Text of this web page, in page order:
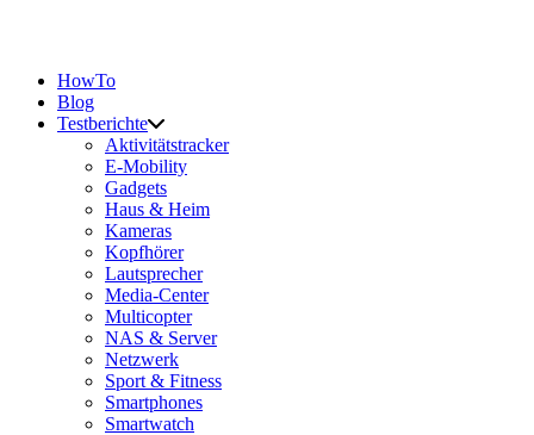
HowTo
Blog
Testberichte
Aktivitätstracker
E-Mobility
Gadgets
Haus & Heim
Kameras
Kopfhörer
Lautsprecher
Media-Center
Multicopter
NAS & Server
Netzwerk
Sport & Fitness
Smartphones
Smartwatch